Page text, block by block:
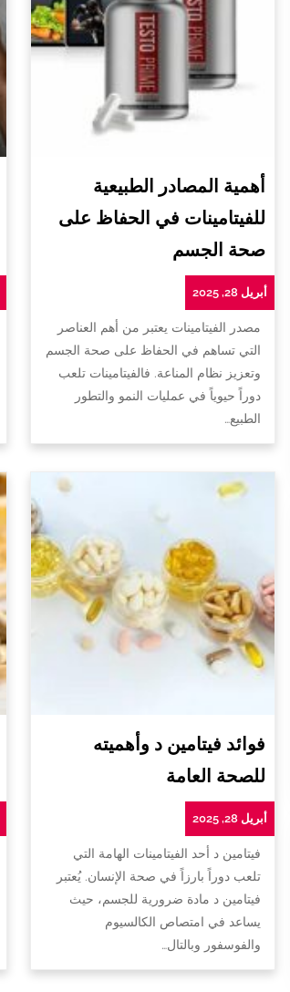
أهمية المصادر الطبيعية
للفيتامينات في الحفاظ على
صحة الجسم
أبريل 28, 2025
مصدر الفيتامينات يعتبر من أهم العناصر
التي تساهم في الحفاظ على صحة الجسم
وتعزيز نظام المناعة. فالفيتامينات تلعب
دوراً حيوياً في عمليات النمو والتطور
الطبيع…
فوائد فيتامين د وأهميته
للصحة العامة
أبريل 28, 2025
فيتامين د أحد الفيتامينات الهامة التي
تلعب دوراً بارزاً في صحة الإنسان. يُعتبر
فيتامين د مادة ضرورية للجسم، حيث
يساعد في امتصاص الكالسيوم
والفوسفور وبالتال…